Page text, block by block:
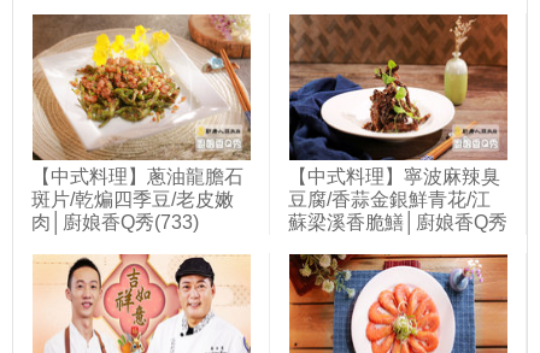
【中式料理】蔥油龍膽石
斑片/乾煸四季豆/老皮嫩
肉│廚娘香Q秀(733)
【中式料理】寧波麻辣臭
豆腐/香蒜金銀鮮青花/江
蘇梁溪香脆鱔│廚娘香Q秀